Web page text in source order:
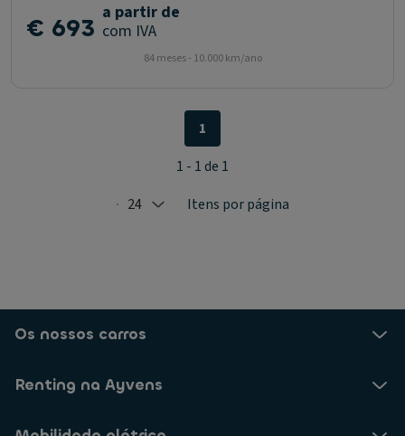
€ 693 a partir de
com IVA
84 meses - 10.000 km/ano
Selected: 24
24 Itens por página
1
1 - 1 de 1
Os nossos carros
Renting na Ayvens